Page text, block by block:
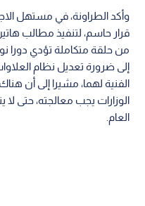
وأكد الطراونة، في مستهل
قرار حاسم، لتنفيذ مطالب هاتين
من حلقة متكاملة تؤدي دورا
إلى ضرورة تعديل نظام
الفنية لهما، مشيرا إلى أن
الوزارات يجب معالجته، حتى
العام.